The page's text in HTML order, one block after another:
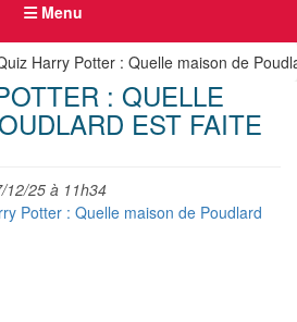
Menu
Harry Potter : Quelle maison de
: QUELLE
EST FAITE
12/25 à 11h34
Potter : Quelle maison de Poudlard